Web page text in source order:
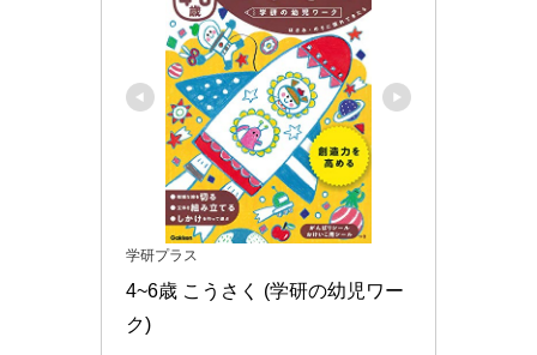
学研プラス
4~6歳 こうさく (学研の幼児ワー
ク)